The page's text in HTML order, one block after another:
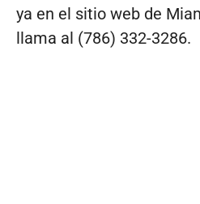
ya en el sitio web de
llama al (786) 332-3286.